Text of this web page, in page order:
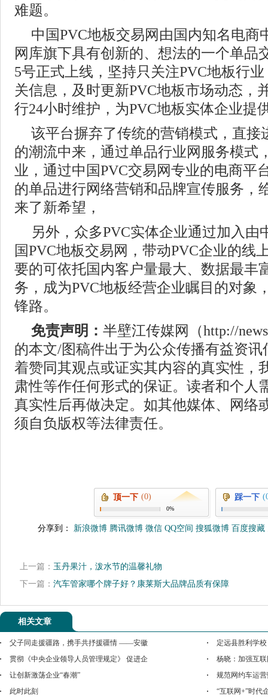
难题。
中国PVC地板交易网由国内知名电商
网库旗下具有创新的、想法的一个单品
5号正式上线，坚持只关注PVC地板行
关信息，及时更新PVC地板市场动态，
行24小时维护，为PVC地板实体企业提
该平台摒弃了传统的营销模式，直接
的潮流中来，通过单品行业网服务模式
业，通过中国PVC交易网专业的电商平
的单品进行网络营销和品牌宣传服务，
来了新希望，
另外，众多PVC实体企业通过加入由
国PVC地板交易网，带动PVC企业的线
要的可依托国内客户量最大、数据最丰
务，成为PVC地板经营企业瞩目的对象
锋路。
免责声明： 半壁江传媒网（http://
的本文/图稿件出于为公众传播有益资
着赞同其观点或证实其内容的真实性，
肃性等作任何形式的保证。读者和个人
真实性后再做决定。如其他媒体、网络
须自负版权等法律责任。
顶一下 (0)
0%
踩一下
分享到： 新浪微博 腾讯微博 微信 QQ空间 搜狐微博 百度搜藏
上一篇： 玉丹果汁，泼水节的温馨礼物
下一篇： 汽车管家哪个牌子好？康莱斯大品牌品质有保障
相关文章
父子同走援疆路，携手共抒援疆情 ——安徽
定远县胜利学
贯彻《中央企业领导人员管理规定》 促进企
杨晓：加强互
让创新激荡企业“春潮”
规范网约车运
此时此刻
“互联网+”时代